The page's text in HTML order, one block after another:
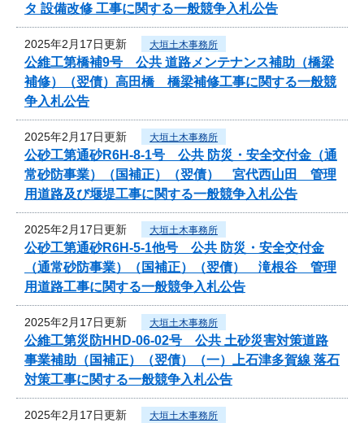
タ 設備改修 工事に関する一般競争入札公告
2025年2月17日更新 大垣土木事務所
公維工第橋補9号 公共 道路メンテナンス補助（橋梁
補修）（翌債）高田橋 橋梁補修工事に関する一般競
争入札公告
2025年2月17日更新 大垣土木事務所
公砂工第通砂R6H-8-1号 公共 防災・安全交付金（通
常砂防事業）（国補正）（翌債） 宮代西山田 管理
用道路及び堰堤工事に関する一般競争入札公告
2025年2月17日更新 大垣土木事務所
公砂工第通砂R6H-5-1他号 公共 防災・安全交付金
（通常砂防事業）（国補正）（翌債） 滝根谷 管理
用道路工事に関する一般競争入札公告
2025年2月17日更新 大垣土木事務所
公維工第災防HHD-06-02号 公共 土砂災害対策道路
事業補助（国補正）（翌債）（一）上石津多賀線 落石
対策工事に関する一般競争入札公告
2025年2月17日更新 大垣土木事務所